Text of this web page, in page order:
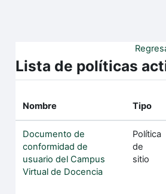
Lista de políticas
Nombre Tipo
Documento de
conformidad de
usuario del Campus
Virtual de Docencia
Política
de
sitio